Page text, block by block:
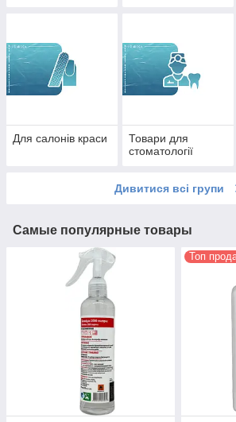
Для салонів краси
Товари для
стоматології
Дивитися всі групи
Самые популярные товары
Топ